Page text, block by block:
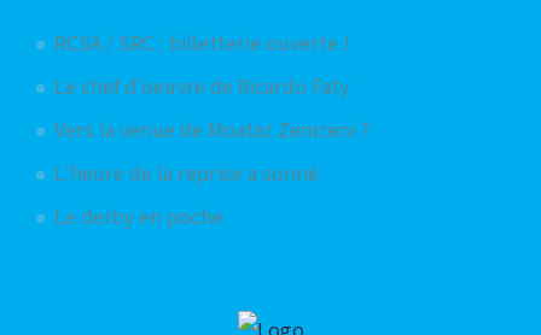
RCSA / SRC : billetterie ouverte !
Le chef d'oeuvre de Ricardo Faty
Vers la venue de Moataz Zemzeni ?
L'heure de la reprise a sonné
Le derby en poche